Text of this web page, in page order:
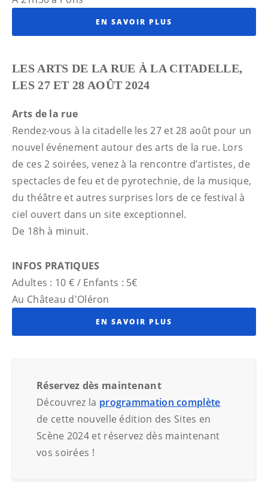
EN SAVOIR PLUS
LES ARTS DE LA RUE À LA CITADELLE,
LES 27 ET 28 AOÛT 2024
Arts de la rue
Rendez-vous à la citadelle les 27 et 28 août pour un
nouvel événement autour des arts de la rue. Lors
de ces 2 soirées, venez à la rencontre d’artistes, de
spectacles de feu et de pyrotechnie, de la musique,
du théâtre et autres surprises lors de ce festival à
ciel ouvert dans un site exceptionnel.
De 18h à minuit.
INFOS PRATIQUES
Adultes : 10 € / Enfants : 5€
Au Château d'Oléron
EN SAVOIR PLUS
Réservez dès maintenant
Découvrez la programmation complète
de cette nouvelle édition des Sites en
Scène 2024 et réservez dès maintenant
vos soirées !